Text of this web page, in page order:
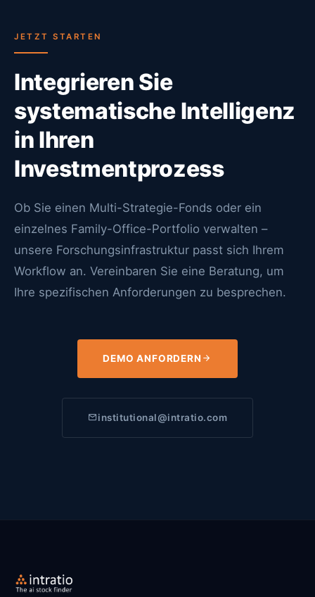
JETZT STARTEN
Integrieren Sie
systematische Intelligenz
in Ihren
Investmentprozess
Ob Sie einen Multi-Strategie-Fonds oder ein
einzelnes Family-Office-Portfolio verwalten –
unsere Forschungsinfrastruktur passt sich Ihrem
Workflow an. Vereinbaren Sie eine Beratung, um
Ihre spezifischen Anforderungen zu besprechen.
DEMO ANFORDERN
institutional@intratio.com